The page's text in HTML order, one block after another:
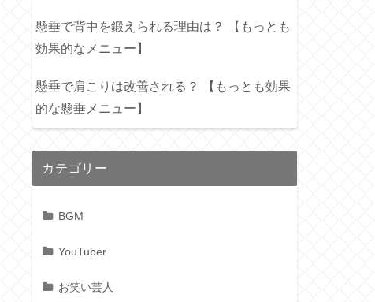
懸垂で背中を鍛えられる理由は？ 【もっとも
効果的なメニュー】
懸垂で肩こりは改善される？ 【もっとも効果
的な懸垂メニュー】
カテゴリー
BGM
YouTuber
お笑い芸人